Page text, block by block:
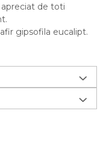
de toti
gipsofila eucalipt.